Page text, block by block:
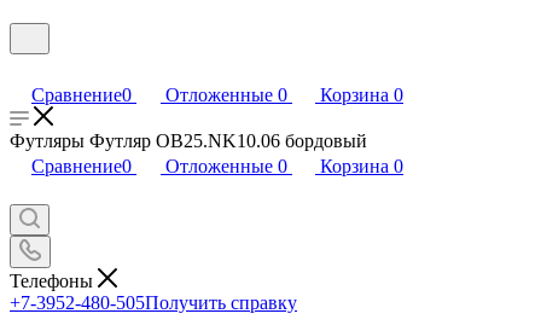
Сравнение0 Отложенные 0 Корзина 0
Футляры Футляр OB25.NK10.06 бордовый
Сравнение0 Отложенные 0 Корзина 0
Телефоны
+7-3952-480-505Получить справку